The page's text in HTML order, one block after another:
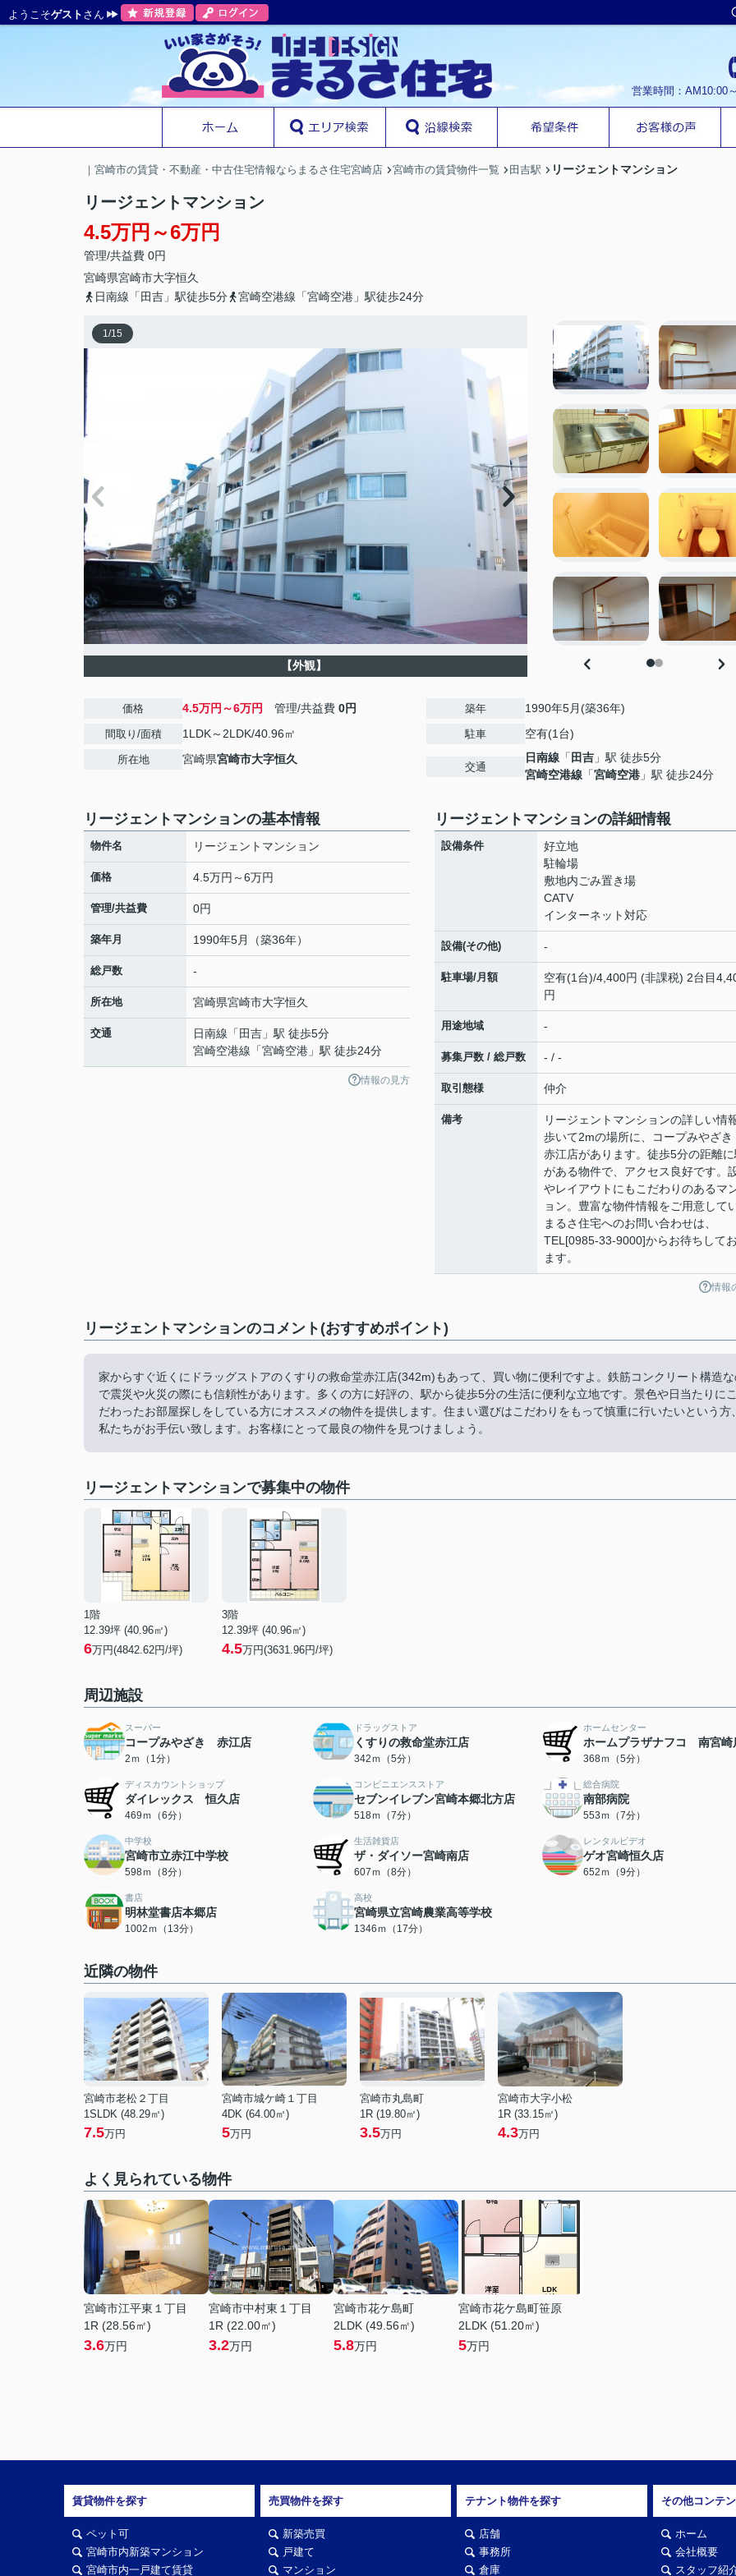
ようこそゲスト さん
営業時間：AM10:00
｜宮崎市の賃貸・不動産・中古住宅情報ならまるさ住宅宮崎店 宮崎市の賃貸物件一覧 田吉駅 リージェントマンション
リージェントマンション
4.5万円～6万円
管理/共益費 0円
宮崎県宮崎市大字恒久
日南線「田吉」駅徒歩5分
宮崎空港線「宮崎空港」駅徒歩24分
1/15
【外観】
価格 4.5万円～6万円 管理/共益費 0円
間取り/面積 1LDK～2LDK/40.96㎡
所在地 宮崎県宮崎市大字恒久
築年 1990年5月(築36年)
駐車 空有(1台)
交通
日南線 「 田吉 」駅 徒歩5分
宮崎空港線 「宮崎空港 」駅 徒歩24分
リージェントマンションの基本情報
物件名 リージェントマンション
価格 4.5万円～6万円
管理/共益費 0円
築年月 1990年5月（築36年）
総戸数 -
所在地 宮崎県宮崎市大字恒久
交通 日南線 「 田吉 」駅 徒歩5分
宮崎空港線 「宮崎空港 」駅 徒歩24分
情報の見方
リージェントマンションの詳細情報
設備条件
好立地
駐輪場
敷地内ごみ置き場
CATV
インターネット対応
設備(その他) -
駐車場/月額
空有(1台)/4,400円 (非課税) 2台目
円
用途地域 -
募集戸数 / 総戸数 - / -
取引態様 仲介
備考
リージェントマンションの詳しい情
歩いて2mの場所に、コープみやざ
赤江店があります。徒歩5分の距離
がある物件で、アクセス良好です。
やレイアウトにもこだわりのあるマ
ョン。豊富な物件情報をご用意して
まるさ住宅へのお問い合わせは、
TEL[0985-33-9000]からお待ちして
ます。
情報
リージェントマンションのコメント(おすすめポイント)
家からすぐ近くにドラッグストアのくすりの救命堂赤江店(342m)もあって、買い物に便利ですよ。鉄筋コンクリート構造
で震災や火災の際にも信頼性があります。多くの方に好評の、駅から徒歩5分の生活に便利な立地です。景色や日当たりに
だわったお部屋探しをしている方にオススメの物件を提供します。住まい選びはこだわりをもって慎重に行いたいという方
私たちがお手伝い致します。お客様にとって最良の物件を見つけましょう。
リージェントマンションで募集中の物件
1階
12.39坪 (40.96㎡)
6万円(4842.62円/坪)
3階
12.39坪 (40.96㎡)
4.5万円(3631.96円/坪)
周辺施設
スーパー
コープみやざき 赤江店
2ｍ（1分）
ドラッグストア
くすりの救命堂赤江店
342ｍ（5分）
ホームセンター
ホームプラザナフコ 南宮崎
368ｍ（5分）
ディスカウントショップ
ダイレックス 恒久店
469ｍ（6分）
コンビニエンスストア
セブンイレブン宮崎本郷北方店
518ｍ（7分）
総合病院
南部病院
553ｍ（7分）
中学校
宮崎市立赤江中学校
598ｍ（8分）
生活雑貨店
ザ・ダイソー宮崎南店
607ｍ（8分）
レンタルビデオ
ゲオ宮崎恒久店
652ｍ（9分）
書店
明林堂書店本郷店
1002ｍ（13分）
高校
宮崎県立宮崎農業高等学校
1346ｍ（17分）
近隣の物件
宮崎市老松２丁目
1SLDK (48.29㎡)
7.5万円
宮崎市城ケ崎１丁目
4DK (64.00㎡)
5万円
宮崎市丸島町
1R (19.80㎡)
3.5万円
宮崎市大字小松
1R (33.15㎡)
4.3万円
よく見られている物件
宮崎市江平東１丁目
1R (28.56㎡)
3.6万円
宮崎市中村東１丁目
1R (22.00㎡)
3.2万円
宮崎市花ケ島町
2LDK (49.56㎡)
5.8万円
宮崎市花ケ島町笹原
2LDK (51.20㎡)
5万円
賃貸物件を探す
ペット可
宮崎市内新築マンション
宮崎市内一戸建て賃貸
売買物件を探す
新築売買
戸建て
マンション
テナント物件を探す
店舗
事務所
倉庫
その他コンテ
ホーム
会社概要
スタッフ紹